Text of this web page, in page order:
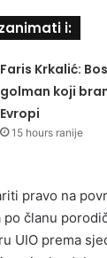
i:
Faris Krkalić:
golman koji
Evropi
15 hours ranije
pravo na
po članu
UIO prema